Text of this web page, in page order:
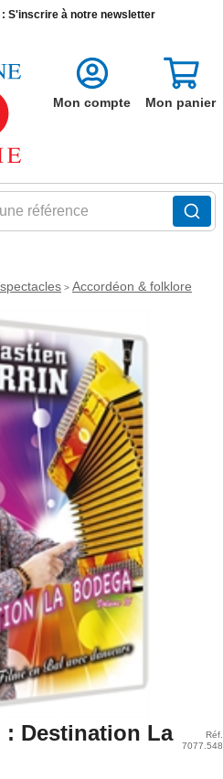
S'inscrire à notre newsletter
référence
Mon compte Mon panier
> Accordéon & folklore
: Destination La
Réf.
7077.548